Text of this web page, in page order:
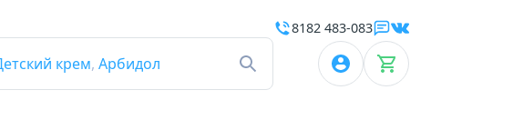
крем, Арбидол
8182 483-083